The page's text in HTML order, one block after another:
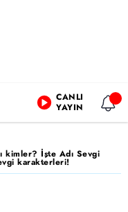
CANLI
YAYIN
kimler? İşte Adı Sevgi
karakterleri!